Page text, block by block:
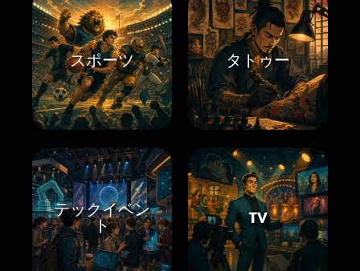
スポーツ タトゥー
テックイベン
ト
TV